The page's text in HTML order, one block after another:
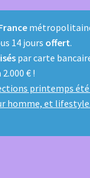
14 jours offert.
par carte
€ !
printemps été
homme, et